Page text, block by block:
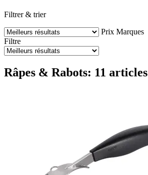
Filtrer & trier
Prix Marques
Filtre
Râpes & Rabots: 11 articles